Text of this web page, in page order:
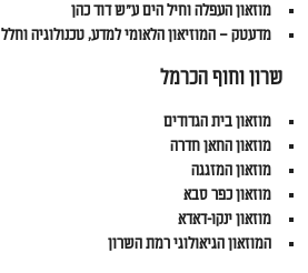
מוזאון העפלה וחיל הים ע"ש דוד כהן
מדעטק – המוזיאון הלאומי למדע, טכנולוגיה וחלל
שרון וחוף הכרמל
מוזאון בית הגדודים
מוזאון החאן חדרה
מוזאון המזגגה
מוזאון כפר סבא
מוזאון ינקו-דאדא
המוזאון הגיאולוגי רמת השרון